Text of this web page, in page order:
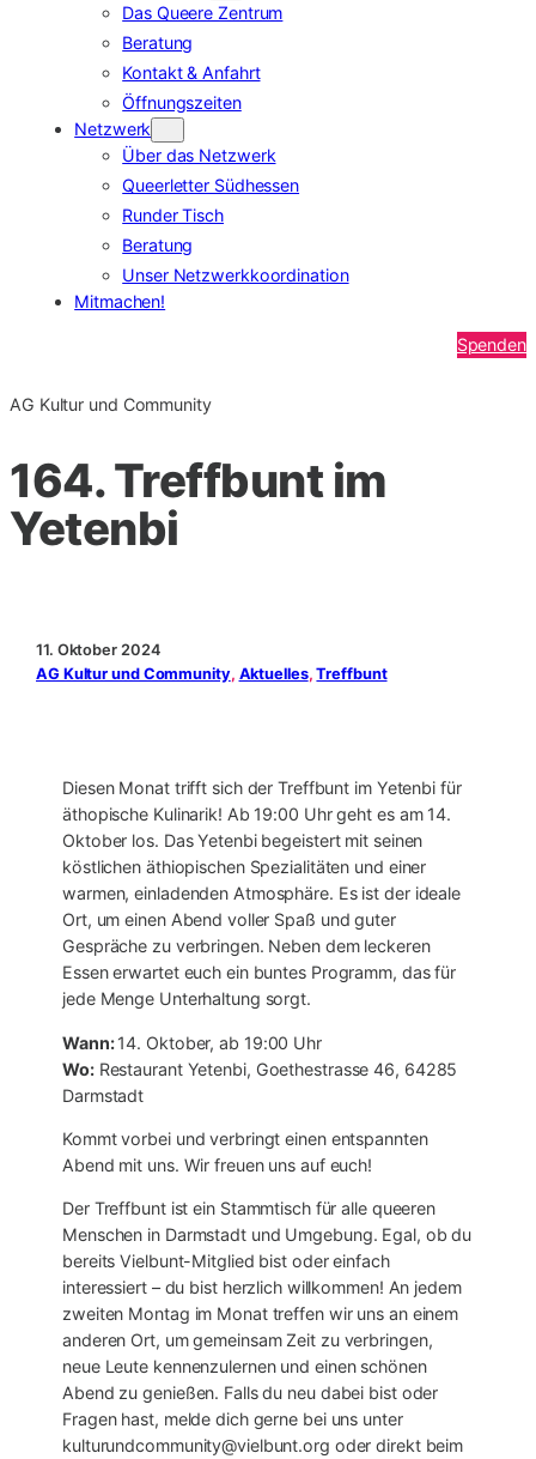
Das Queere Zentrum
Beratung
Kontakt & Anfahrt
Öffnungszeiten
Netzwerk
Über das Netzwerk
Queerletter Südhessen
Runder Tisch
Beratung
Unser Netzwerkkoordination
Mitmachen!
Spenden
AG Kultur und Community
164. Treffbunt im
Yetenbi
11. Oktober 2024
AG Kultur und Community, Aktuelles, Treffbunt
Diesen Monat trifft sich der Treffbunt im Yetenbi für
äthopische Kulinarik! Ab 19:00 Uhr geht es am 14.
Oktober los. Das Yetenbi begeistert mit seinen
köstlichen äthiopischen Spezialitäten und einer
warmen, einladenden Atmosphäre. Es ist der ideale
Ort, um einen Abend voller Spaß und guter
Gespräche zu verbringen. Neben dem leckeren
Essen erwartet euch ein buntes Programm, das für
jede Menge Unterhaltung sorgt.
Wann:14. Oktober, ab 19:00 Uhr
Wo:Restaurant Yetenbi, Goethestrasse 46, 64285
Darmstadt
Kommt vorbei und verbringt einen entspannten
Abend mit uns. Wir freuen uns auf euch!
Der Treffbunt ist ein Stammtisch für alle queeren
Menschen in Darmstadt und Umgebung. Egal, ob du
bereits Vielbunt-Mitglied bist oder einfach
interessiert – du bist herzlich willkommen! An jedem
zweiten Montag im Monat treffen wir uns an einem
anderen Ort, um gemeinsam Zeit zu verbringen,
neue Leute kennenzulernen und einen schönen
Abend zu genießen. Falls du neu dabei bist oder
Fragen hast, melde dich gerne bei uns unter
kulturundcommunity@vielbunt.org oder direkt beim